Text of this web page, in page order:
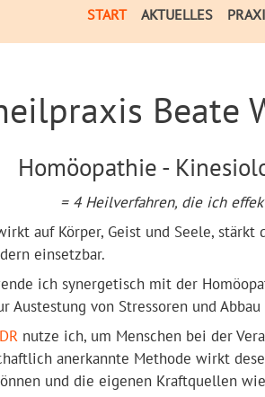
START AKTUELLES
Beate
Homöopathie -
= 4 Heilverfahren, die ich
auf Körper, Geist und Seele,
einsetzbar.
ich synergetisch mit der
Austestung von Stressoren und
nutze ich, um Menschen bei der
anerkannte Methode wirkt
und die eigenen Kraftquellen